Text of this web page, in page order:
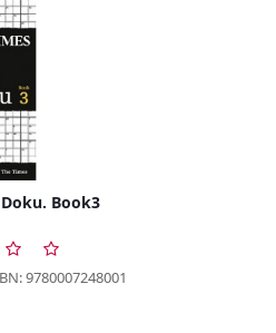
Book3
9780007248001